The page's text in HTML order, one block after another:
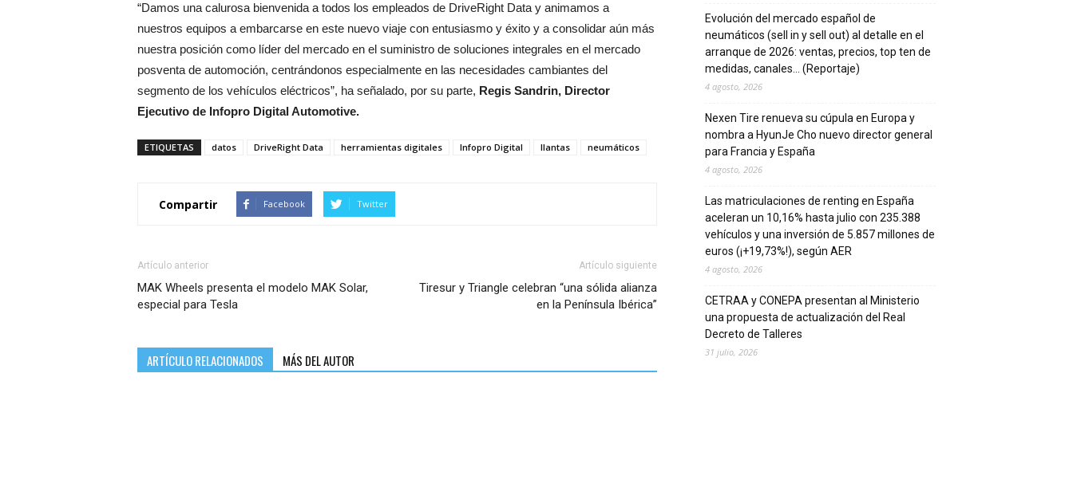
“Damos una calurosa bienvenida a todos los empleados de DriveRight Data y animamos a
nuestros equipos a embarcarse en este nuevo viaje con entusiasmo y éxito y a consolidar aún más
nuestra posición como líder del mercado en el suministro de soluciones integrales en el mercado
posventa de automoción, centrándonos especialmente en las necesidades cambiantes del
segmento de los vehículos eléctricos”, ha señalado, por su parte, Regis Sandrin, Director
Ejecutivo de Infopro Digital Automotive.
ETIQUETAS datos DriveRight Data herramientas digitales Infopro Digital llantas neumáticos
Compartir Facebook Twitter
Artículo anterior
MAK Wheels presenta el modelo MAK Solar,
especial para Tesla
Artículo siguiente
Tiresur y Triangle celebran “una sólida alianza
en la Península Ibérica”
ARTÍCULO RELACIONADOS MÁS DEL AUTOR
Evolución del mercado español de
neumáticos (sell in y sell out) al detalle en el
arranque de 2026: ventas, precios, top ten de
medidas, canales… (Reportaje)
4 agosto, 2026
Nexen Tire renueva su cúpula en Europa y
nombra a HyunJe Cho nuevo director general
para Francia y España
4 agosto, 2026
Las matriculaciones de renting en España
aceleran un 10,16% hasta julio con 235.388
vehículos y una inversión de 5.857 millones de
euros (¡+19,73%!), según AER
4 agosto, 2026
CETRAA y CONEPA presentan al Ministerio
una propuesta de actualización del Real
Decreto de Talleres
31 julio, 2026